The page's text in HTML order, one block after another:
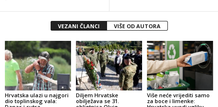
VEZANI ČLANCI VIŠE OD AUTORA
Hrvatska ulazi u najgori
dio toplinskog vala:
Diljem Hrvatske
obilježava se 31.
Više neće vrijediti samo
za boce i limenke: